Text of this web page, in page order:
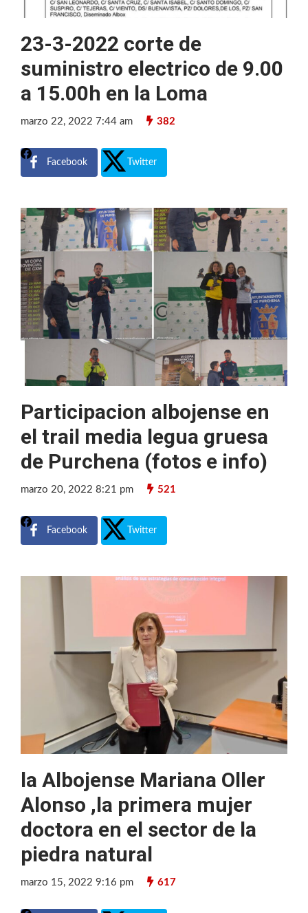
23-3-2022 corte de
suministro electrico de 9.00
a 15.00h en la Loma
marzo 22, 2022 7:44 am 382
Facebook Twitter
Participacion albojense en
el trail media legua gruesa
de Purchena (fotos e info)
marzo 20, 2022 8:21 pm 521
Facebook Twitter
la Albojense Mariana Oller
Alonso ,la primera mujer
doctora en el sector de la
piedra natural
marzo 15, 2022 9:16 pm 617